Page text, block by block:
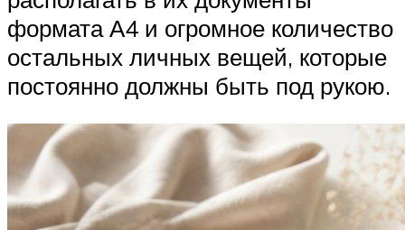
формата А4 и огромное количество
остальных личных вещей, которые
постоянно должны быть под рукою.